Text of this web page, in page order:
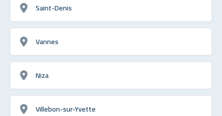
Saint-Denis
Vannes
Niza
Villebon-sur-Yvette